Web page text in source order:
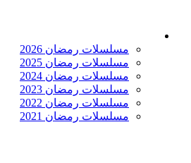
مسلسلات رمضان 2026
مسلسلات رمضان 2025
مسلسلات رمضان 2024
مسلسلات رمضان 2023
مسلسلات رمضان 2022
مسلسلات رمضان 2021